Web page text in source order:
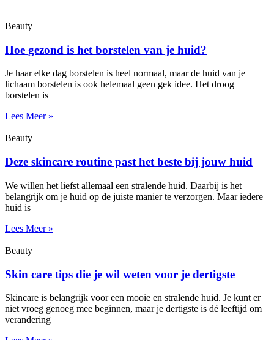
Beauty
Hoe gezond is het borstelen van je huid?
Je haar elke dag borstelen is heel normaal, maar de huid van je
lichaam borstelen is ook helemaal geen gek idee. Het droog
borstelen is
Lees Meer »
Beauty
Deze skincare routine past het beste bij jouw huid
We willen het liefst allemaal een stralende huid. Daarbij is het
belangrijk om je huid op de juiste manier te verzorgen. Maar iedere
huid is
Lees Meer »
Beauty
Skin care tips die je wil weten voor je dertigste
Skincare is belangrijk voor een mooie en stralende huid. Je kunt er
niet vroeg genoeg mee beginnen, maar je dertigste is dé leeftijd om
verandering